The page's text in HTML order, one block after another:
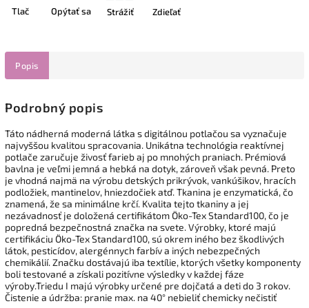
Tlač Opýtať sa Strážiť Zdieľať
Popis
Podrobný popis
Táto nádherná moderná látka s digitálnou potlačou sa vyznačuje
najvyššou kvalitou spracovania. Unikátna technológia reaktívnej
potlače zaručuje živosť farieb aj po mnohých praniach. Prémiová
bavlna je veľmi jemná a hebká na dotyk, zároveň však pevná. Preto
je vhodná najmä na výrobu detských prikrývok, vankúšikov, hracích
podložiek, mantinelov, hniezdočiek atď. Tkanina je enzymatická, čo
znamená, že sa minimálne krčí. Kvalita tejto tkaniny a jej
nezávadnosť je doložená certifikátom Öko-Tex Standard100, čo je
popredná bezpečnostná značka na svete. Výrobky, ktoré majú
certifikáciu Öko-Tex Standard100, sú okrem iného bez škodlivých
látok, pesticídov, alergénnych farbív a iných nebezpečných
chemikálií. Značku dostávajú iba textílie, ktorých všetky komponenty
boli testované a získali pozitívne výsledky v každej fáze
výroby.Triedu I majú výrobky určené pre dojčatá a deti do 3 rokov.
Čistenie a údržba: pranie max. na 40° nebieliť chemicky nečistiť